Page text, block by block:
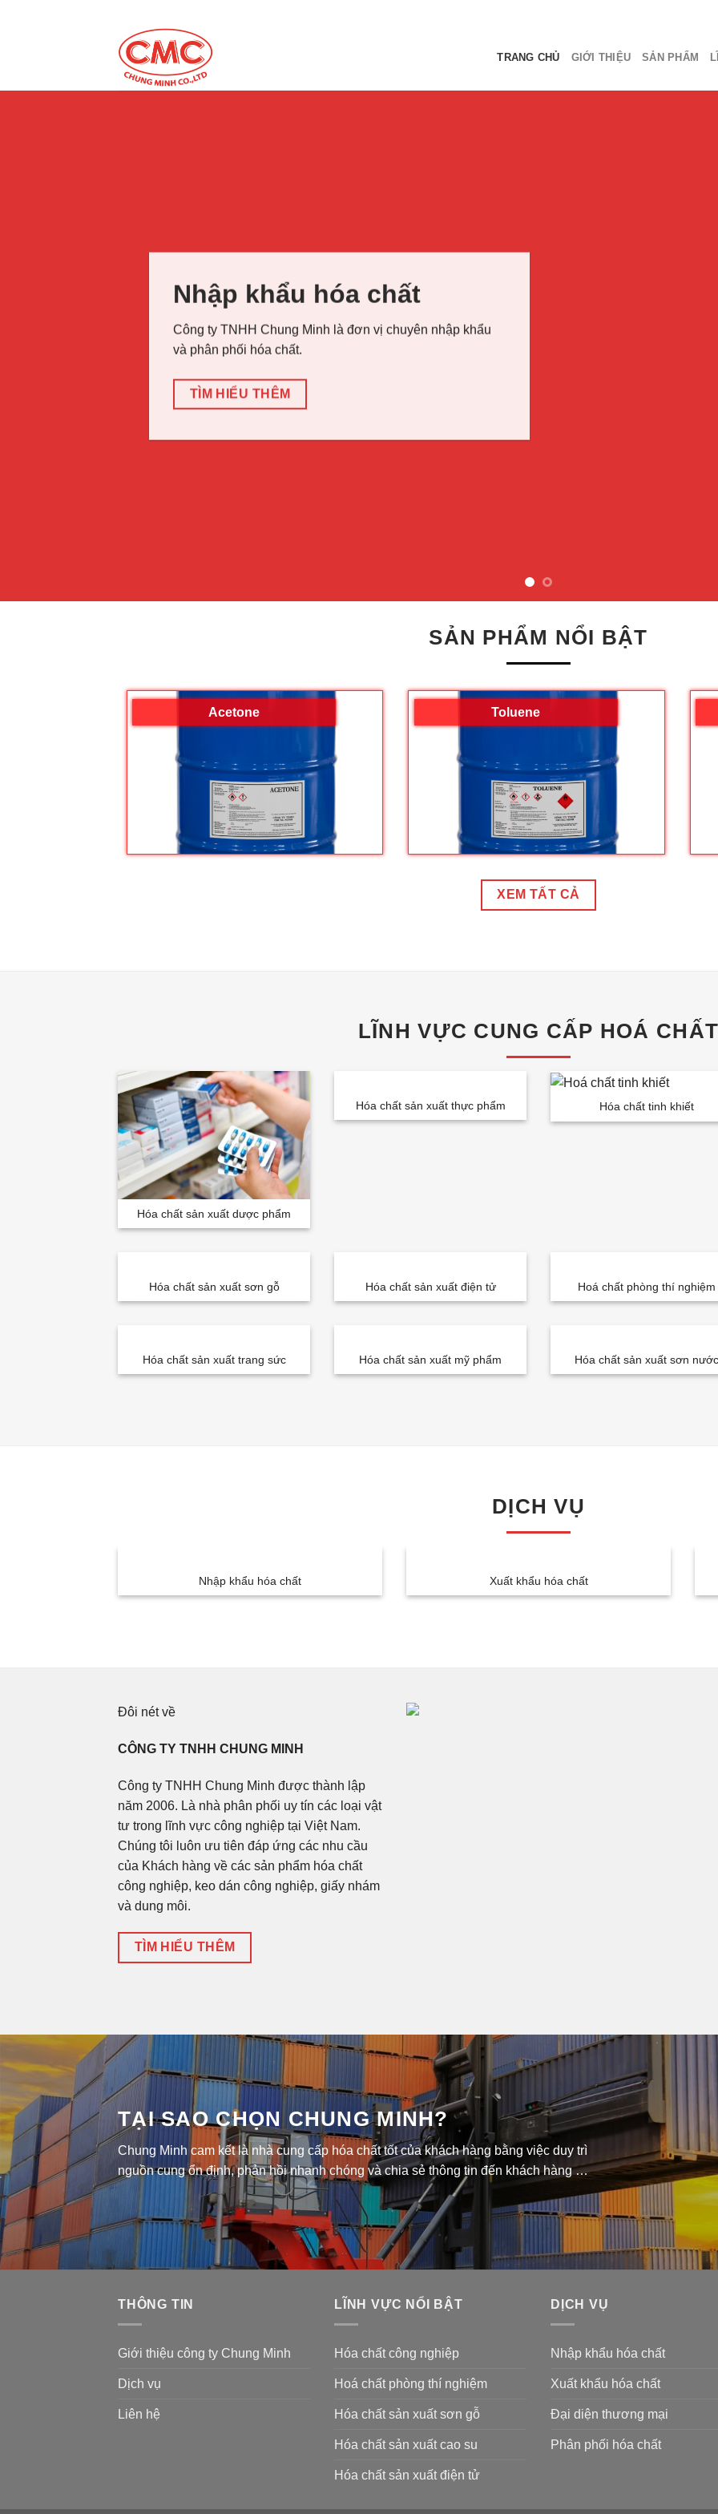
TRANG CHỦ GIỚI THIỆU SẢN PHẨM
Nhập khẩu hóa chất
Công ty TNHH Chung Minh là đơn vị chuyên nhập khẩu
và phân phối hóa chất.
TÌM HIỂU THÊM
SẢN PHẨM NỔI BẬT
Acetone Toluene
XEM TẤT CẢ
LĨNH VỰC CUNG CẤP HOÁ
Hóa chất sản xuất dược phẩm
Hóa chất sản xuất thực phẩm Hóa chất tinh khiết
Hóa chất sản xuất sơn gỗ Hóa chất sản xuất điện tử Hoá chất phòng thí nghiệm
Hóa chất sản xuất trang sức Hóa chất sản xuất mỹ phẩm Hóa chất sản xuất sơn nước
DỊCH VỤ
Nhập khẩu hóa chất Xuất khẩu hóa chất
Đôi nét về
CÔNG TY TNHH CHUNG MINH
Công ty TNHH Chung Minh được thành lập
năm 2006. Là nhà phân phối uy tín các loại vật
tư trong lĩnh vực công nghiệp tại Việt Nam.
Chúng tôi luôn ưu tiên đáp ứng các nhu cầu
của Khách hàng về các sản phẩm hóa chất
công nghiệp, keo dán công nghiệp, giấy nhám
và dung môi.
TÌM HIỂU THÊM
TẠI SAO CHỌN CHUNG MINH?
Chung Minh cam kết là nhà cung cấp hóa chất tốt của khách hàng bằng việc duy trì
nguồn cung ổn định, phản hồi nhanh chóng và chia sẻ thông tin đến khách hàng …
THÔNG TIN
Giới thiệu công ty Chung Minh
Dịch vụ
Liên hệ
LĨNH VỰC NỔI BẬT
Hóa chất công nghiệp
Hoá chất phòng thí nghiệm
Hóa chất sản xuất sơn gỗ
Hóa chất sản xuất cao su
Hóa chất sản xuất điện tử
DỊCH VỤ
Nhập khẩu hóa chất
Xuất khẩu hóa chất
Đại diện thương mại
Phân phối hóa chất